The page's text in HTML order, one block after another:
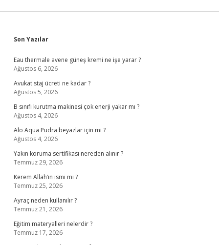
Sidebar
Son Yazılar
Eau thermale avene güneş kremi ne işe yarar ?
Ağustos 6, 2026
Avukat staj ücreti ne kadar ?
Ağustos 5, 2026
B sınıfı kurutma makinesi çok enerji yakar mı ?
Ağustos 4, 2026
Alo Aqua Pudra beyazlar için mi ?
Ağustos 4, 2026
Yakın koruma sertifikası nereden alınır ?
Temmuz 29, 2026
Kerem Allah’ın ismi mi ?
Temmuz 25, 2026
Ayraç neden kullanılır ?
Temmuz 21, 2026
Eğitim materyalleri nelerdir ?
Temmuz 17, 2026